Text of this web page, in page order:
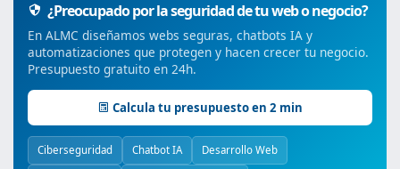
¿Preocupado por la seguridad de tu web o negocio?
En ALMC diseñamos webs seguras, chatbots IA y
automatizaciones que protegen y hacen crecer tu negocio.
Presupuesto gratuito en 24h.
Calcula tu presupuesto en 2 min
Ciberseguridad Chatbot IA Desarrollo Web